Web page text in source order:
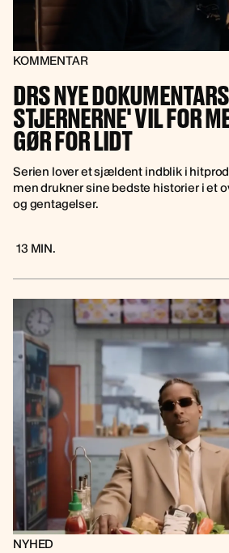
KOMMENTAR
DRS NYE
STJERNERNE' VIL FOR
GØR FOR LIDT
Serien lover et sjældent indblik i
men drukner sine bedste historier i et
og gentagelser.
13 MIN.
NYHED